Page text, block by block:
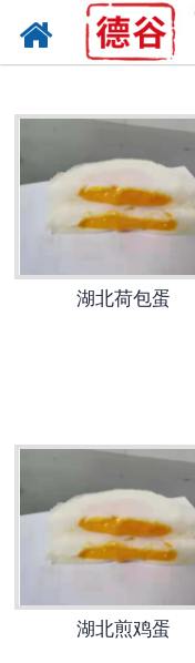
湖北荷包蛋
湖北煎鸡蛋